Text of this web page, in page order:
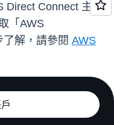
Direct Connect 主控
「AWS
解，請參閱 AWS